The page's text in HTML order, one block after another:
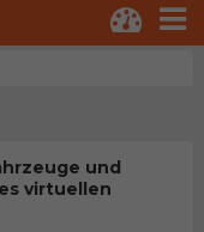
und
virtuellen